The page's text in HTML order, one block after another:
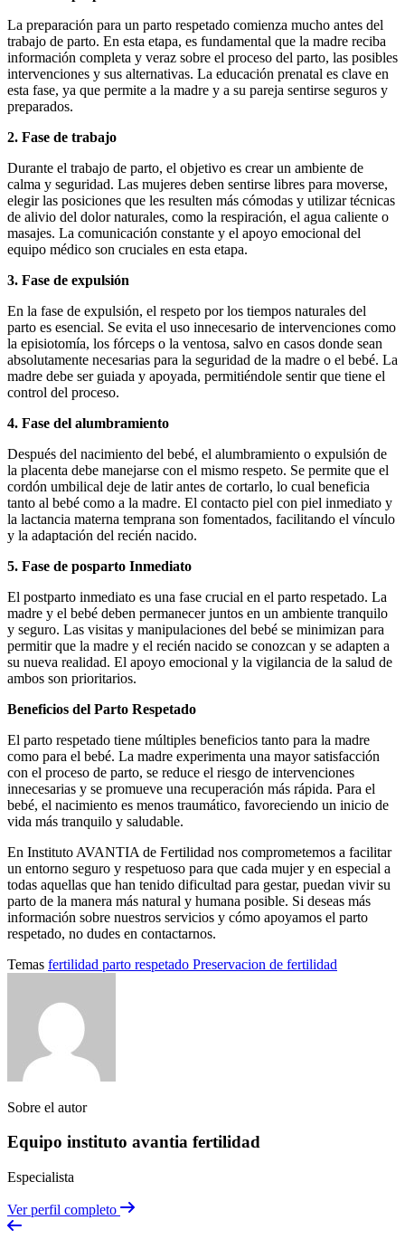
La preparación para un parto respetado comienza mucho antes del
trabajo de parto. En esta etapa, es fundamental que la madre reciba
información completa y veraz sobre el proceso del parto, las posibles
intervenciones y sus alternativas. La educación prenatal es clave en
esta fase, ya que permite a la madre y a su pareja sentirse seguros y
preparados.
2. Fase de trabajo
Durante el trabajo de parto, el objetivo es crear un ambiente de
calma y seguridad. Las mujeres deben sentirse libres para moverse,
elegir las posiciones que les resulten más cómodas y utilizar técnicas
de alivio del dolor naturales, como la respiración, el agua caliente o
masajes. La comunicación constante y el apoyo emocional del
equipo médico son cruciales en esta etapa.
3. Fase de expulsión
En la fase de expulsión, el respeto por los tiempos naturales del
parto es esencial. Se evita el uso innecesario de intervenciones como
la episiotomía, los fórceps o la ventosa, salvo en casos donde sean
absolutamente necesarias para la seguridad de la madre o el bebé. La
madre debe ser guiada y apoyada, permitiéndole sentir que tiene el
control del proceso.
4. Fase del alumbramiento
Después del nacimiento del bebé, el alumbramiento o expulsión de
la placenta debe manejarse con el mismo respeto. Se permite que el
cordón umbilical deje de latir antes de cortarlo, lo cual beneficia
tanto al bebé como a la madre. El contacto piel con piel inmediato y
la lactancia materna temprana son fomentados, facilitando el vínculo
y la adaptación del recién nacido.
5. Fase de posparto Inmediato
El postparto inmediato es una fase crucial en el parto respetado. La
madre y el bebé deben permanecer juntos en un ambiente tranquilo
y seguro. Las visitas y manipulaciones del bebé se minimizan para
permitir que la madre y el recién nacido se conozcan y se adapten a
su nueva realidad. El apoyo emocional y la vigilancia de la salud de
ambos son prioritarios.
Beneficios del Parto Respetado
El parto respetado tiene múltiples beneficios tanto para la madre
como para el bebé. La madre experimenta una mayor satisfacción
con el proceso de parto, se reduce el riesgo de intervenciones
innecesarias y se promueve una recuperación más rápida. Para el
bebé, el nacimiento es menos traumático, favoreciendo un inicio de
vida más tranquilo y saludable.
En Instituto AVANTIA de Fertilidad nos comprometemos a facilitar
un entorno seguro y respetuoso para que cada mujer y en especial a
todas aquellas que han tenido dificultad para gestar, puedan vivir su
parto de la manera más natural y humana posible. Si deseas más
información sobre nuestros servicios y cómo apoyamos el parto
respetado, no dudes en contactarnos.
Temas fertilidad parto respetado Preservacion de fertilidad
Sobre el autor
Equipo instituto avantia fertilidad
Especialista
Ver perfil completo